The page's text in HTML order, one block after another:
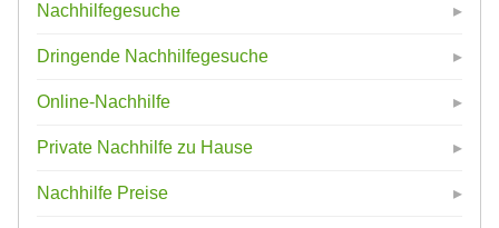
Nachhilfegesuche
Dringende Nachhilfegesuche
Online-Nachhilfe
Private Nachhilfe zu Hause
Nachhilfe Preise